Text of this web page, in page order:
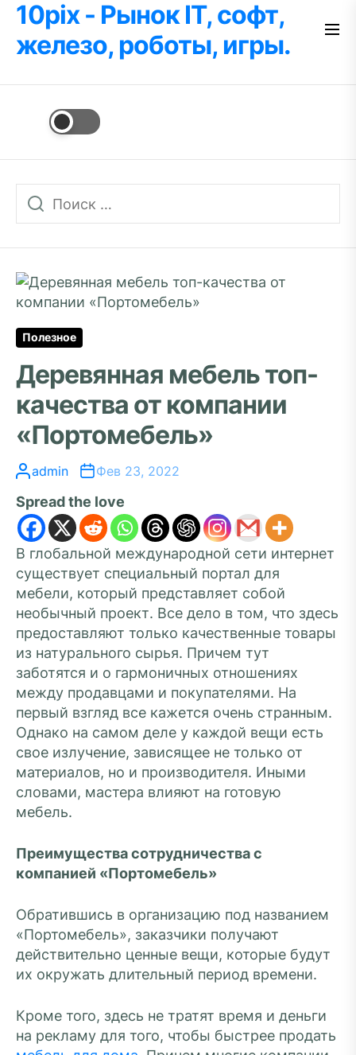
Перейти
содержимому
10pix - Рынок IT, софт,
железо, роботы, игры.
Полезное
Деревянная мебель топ-
качества от компании
«Портомебель»
admin Фев 23, 2022
Spread the love
В глобальной международной сети интернет
существует специальный портал для
мебели, который представляет собой
необычный проект. Все дело в том, что здесь
предоставляют только качественные товары
из натурального сырья. Причем тут
заботятся и о гармоничных отношениях
между продавцами и покупателями. На
первый взгляд все кажется очень странным.
Однако на самом деле у каждой вещи есть
свое излучение, зависящее не только от
материалов, но и производителя. Иными
словами, мастера влияют на готовую
мебель.
Преимущества сотрудничества с
компанией «Портомебель»
Обратившись в организацию под названием
«Портомебель», заказчики получают
действительно ценные вещи, которые будут
их окружать длительный период времени.
Кроме того, здесь не тратят время и деньги
на рекламу для того, чтобы быстрее продать